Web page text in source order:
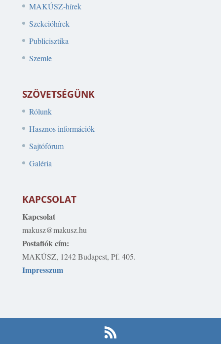
MAKÚSZ-hírek
Szekcióhírek
Publicisztika
Szemle
SZÖVETSÉGÜNK
Rólunk
Hasznos információk
Sajtófórum
Galéria
KAPCSOLAT
Kapcsolat
makusz@makusz.hu
Postafiók cím:
MAKÚSZ, 1242 Budapest, Pf. 405.
Impresszum